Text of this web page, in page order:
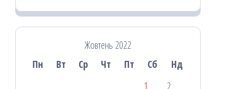
Жовтень 2022
Пн
Вт Ср Чт Пт Сб
Нд